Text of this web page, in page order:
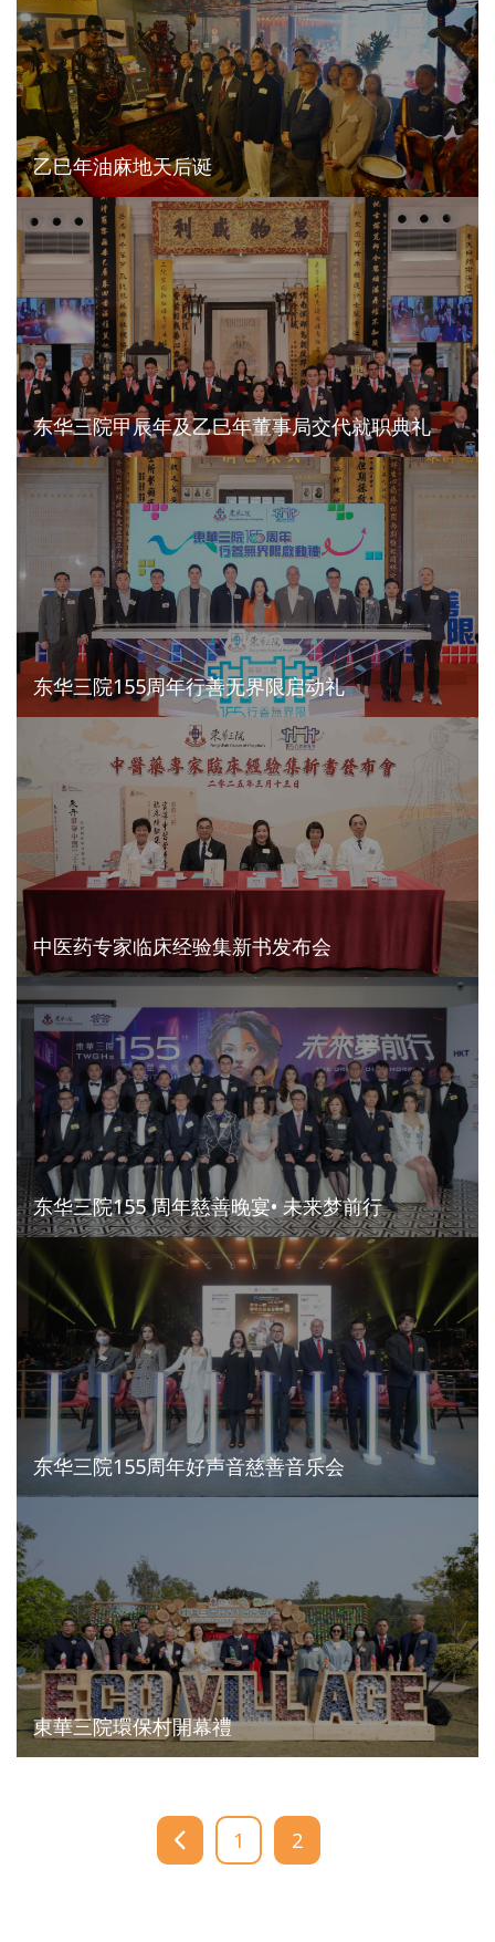
乙巳年油麻地天后诞
东华三院甲辰年及乙巳年董事局交代就职典礼
东华三院155周年行善无界限启动礼
中医药专家临床经验集新书发布会
东华三院155 周年慈善晚宴• 未来梦前行
东华三院155周年好声音慈善音乐会
東華三院環保村開幕禮
1 2